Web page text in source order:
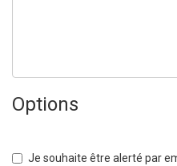
Options
Je souhaite être alerté par